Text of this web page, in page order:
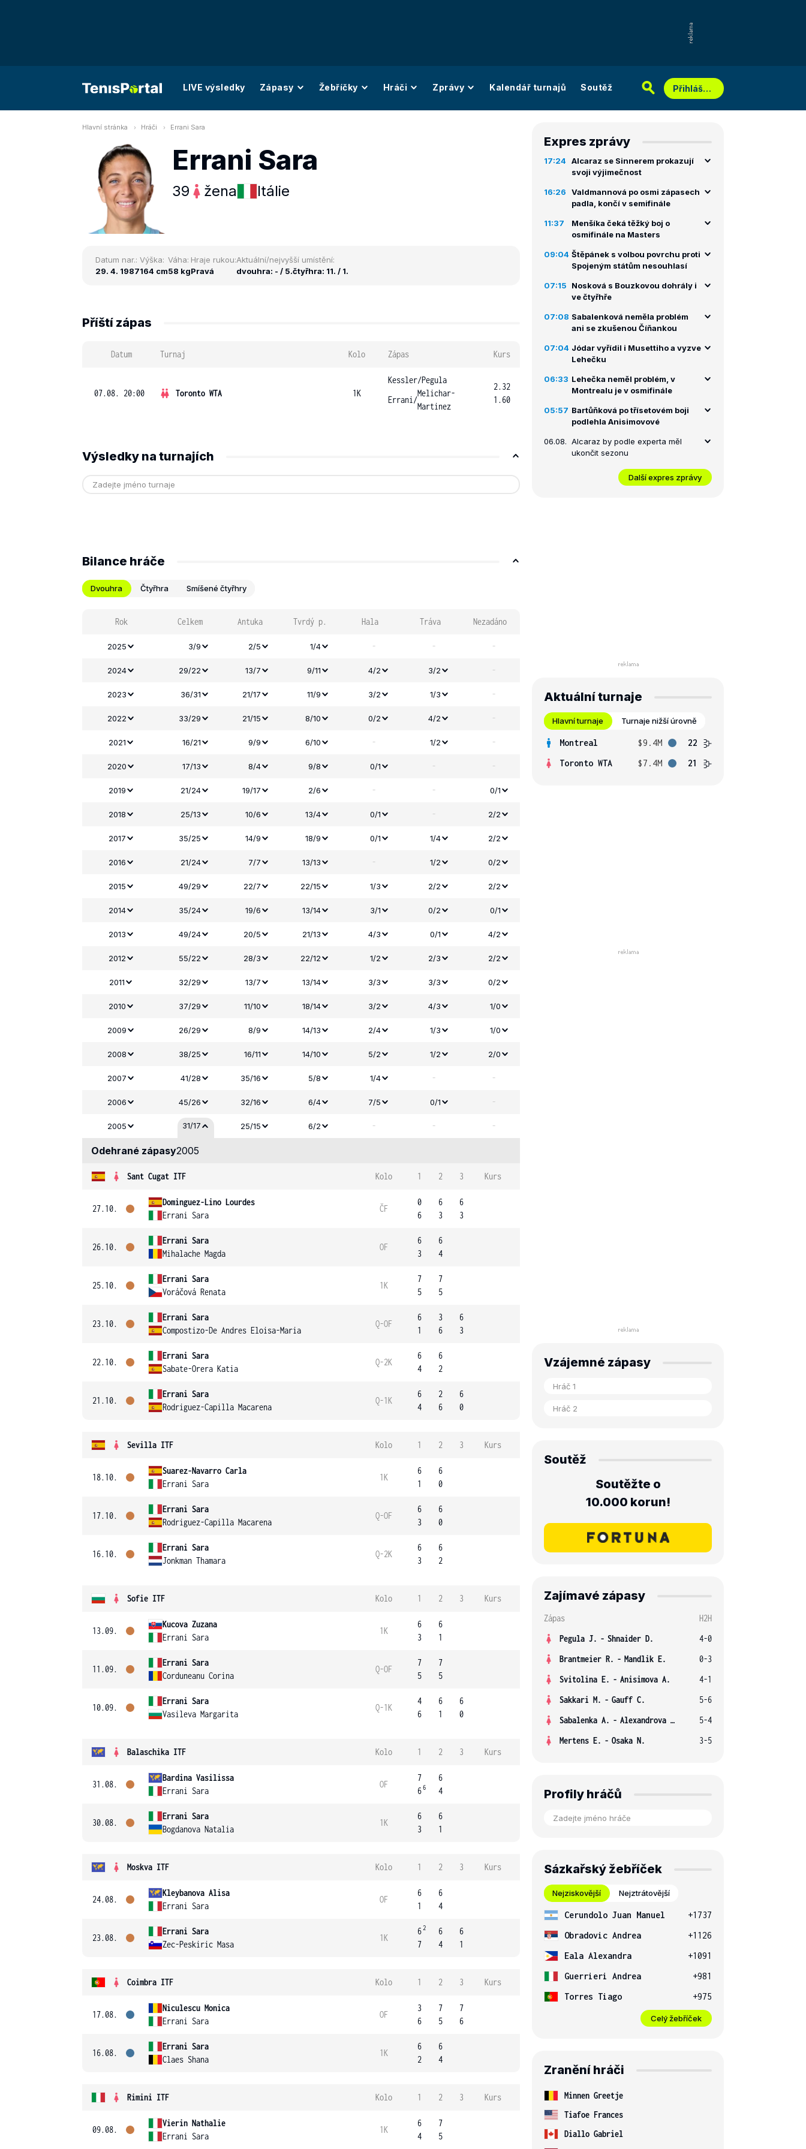
LIVE výsledky Zápasy Žebříčky Hráči Zprávy Kalendář turnajů Soutěž Přihlášení
Hlavní stránka Hráči Errani Sara
Errani Sara
39 žena Itálie
Datum nar.:
29. 4. 1987
Výška:
164 cm
Váha:
58 kg
Hraje rukou:
Pravá
Aktuální/nejvyšší umístění:
dvouhra: - / 5.čtyřhra: 11. / 1.
Příští zápas
Datum Turnaj Kolo Zápas Kurs
07.08. 20:00 Toronto WTA 1K
Kessler/Pegula
Errani/
Melichar-
Martinez
2.32
1.60
Výsledky na turnajích
Bilance hráče
Dvouhra Čtyřhra Smíšené čtyřhry
Rok Celkem Antuka Tvrdý p. Hala Tráva Nezadáno
2025 3/9 2/5 1/4 - - -
2024 29/22 13/7 9/11 4/2 3/2 -
2023 36/31 21/17 11/9 3/2 1/3 -
2022 33/29 21/15 8/10 0/2 4/2 -
2021 16/21 9/9 6/10 - 1/2 -
2020 17/13 8/4 9/8 0/1 - -
2019 21/24 19/17 2/6 - - 0/1
2018 25/13 10/6 13/4 0/1 - 2/2
2017 35/25 14/9 18/9 0/1 1/4 2/2
2016 21/24 7/7 13/13 - 1/2 0/2
2015 49/29 22/7 22/15 1/3 2/2 2/2
2014 35/24 19/6 13/14 3/1 0/2 0/1
2013 49/24 20/5 21/13 4/3 0/1 4/2
2012 55/22 28/3 22/12 1/2 2/3 2/2
2011 32/29 13/7 13/14 3/3 3/3 0/2
2010 37/29 11/10 18/14 3/2 4/3 1/0
2009 26/29 8/9 14/13 2/4 1/3 1/0
2008 38/25 16/11 14/10 5/2 1/2 2/0
2007 41/28 35/16 5/8 1/4 - -
2006 45/26 32/16 6/4 7/5 0/1 -
2005 31/17 25/15 6/2 - - -
Odehrané zápasy2005
Sant Cugat ITF Kolo 1 2 3 Kurs
27.10.
Dominguez-Lino Lourdes
Errani Sara
ČF
0
6
6
3
6
3
26.10.
Errani Sara
Mihalache Magda
OF
6
3
6
4
25.10.
Errani Sara
Voráčová Renata
1K
7
5
7
5
23.10.
Errani Sara
Compostizo-De Andres Eloisa-Maria
Q-OF
6
1
3
6
6
3
22.10.
Errani Sara
Sabate-Orera Katia
Q-2K
6
4
6
2
21.10.
Errani Sara
Rodriguez-Capilla Macarena
Q-1K
6
4
2
6
6
0
Sevilla ITF Kolo 1 2 3 Kurs
18.10.
Suarez-Navarro Carla
Errani Sara
1K
6
1
6
0
17.10.
Errani Sara
Rodriguez-Capilla Macarena
Q-OF
6
3
6
0
16.10.
Errani Sara
Jonkman Thamara
Q-2K
6
3
6
2
Sofie ITF Kolo 1 2 3 Kurs
13.09.
Kucova Zuzana
Errani Sara
1K
6
3
6
1
11.09.
Errani Sara
Corduneanu Corina
Q-OF
7
5
7
5
10.09.
Errani Sara
Vasileva Margarita
Q-1K
4
6
6
1
6
0
Balaschika ITF Kolo 1 2 3 Kurs
31.08.
Bardina Vasilissa
Errani Sara
OF
7
66
6
4
30.08.
Errani Sara
Bogdanova Natalia
1K
6
3
6
1
Moskva ITF Kolo 1 2 3 Kurs
24.08.
Kleybanova Alisa
Errani Sara
OF
6
1
6
4
23.08.
Errani Sara
Zec-Peskiric Masa
1K
62
7
6
4
6
1
Coimbra ITF Kolo 1 2 3 Kurs
17.08.
Niculescu Monica
Errani Sara
OF
3
6
7
5
7
6
16.08.
Errani Sara
Claes Shana
1K
6
2
6
4
Rimini ITF Kolo 1 2 3 Kurs
09.08.
Vierin Nathalie
Errani Sara
1K
6
4
7
5
Expres zprávy
17:24 Alcaraz se Sinnerem prokazují
svoji výjimečnost
16:26
Valdmannová po osmi zápasech
padla, končí v semifinále
11:37
Menšíka čeká těžký boj o
osmifinále na Masters
09:04 Štěpánek s volbou povrchu proti
Spojeným státům nesouhlasí
07:15
Nosková s Bouzkovou dohrály i
ve čtyřhře
07:08 Sabalenková neměla problém
ani se zkušenou Číňankou
07:04 Jódar vyřídil i Musettiho a vyzve
Lehečku
06:33 Lehečka neměl problém, v
Montrealu je v osmifinále
05:57 Bartůňková po třísetovém boji
podlehla Anisimovové
06.08. Alcaraz by podle experta měl
ukončit sezonu
Další expres zprávy
Aktuální turnaje
Hlavní turnaje Turnaje nižší úrovně
Montreal $9.4M
22
Toronto WTA
$7.4M 21
Vzájemné zápasy
Soutěž
Soutěžte o
10.000 korun!
Zajímavé zápasy
Zápas
H2H
Pegula J. - Shnaider D.
4-0
Brantmeier R. - Mandlik E.
0-3
Svitolina E. - Anisimova A.
4-1
Sakkari M. - Gauff C.
5-6
Sabalenka A. - Alexandrova E.
5-4
Mertens E. - Osaka N. 3-5
Profily hráčů
Sázkařský žebříček
Nejziskovější Nejztrátovější
Cerundolo Juan Manuel
+1737
Obradovic Andrea
+1126
Eala Alexandra
+1091
Guerrieri Andrea
+981
Torres Tiago
+975
Celý žebříček
Zranění hráči
Minnen Greetje
Tiafoe Frances
Diallo Gabriel